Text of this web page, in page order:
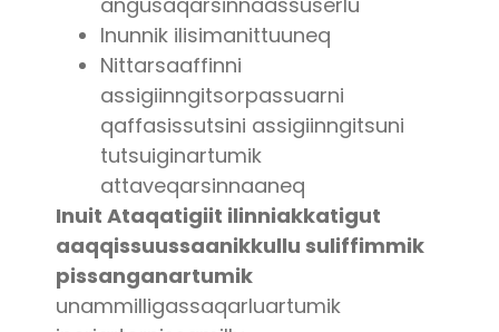
Inunnik ilisimanittuuneq
Nittarsaaffinni
assigiinngitsorpassuarni
qaffasissutsini assigiinngitsuni
tutsuiginartumik
attaveqarsinnaaneq
Inuit Ataqatigiit ilinniakkatigut
aaqqissuussaanikkullu suliffimmik
pissanganartumik
unammilligassaqarluartumik